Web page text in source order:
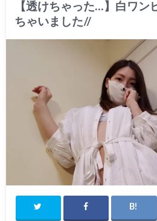
【透けちゃった…】白ワン
ちゃいました//